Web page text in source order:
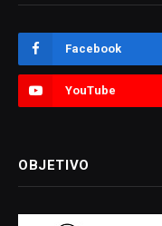
Facebook
YouTube
OBJETIVO